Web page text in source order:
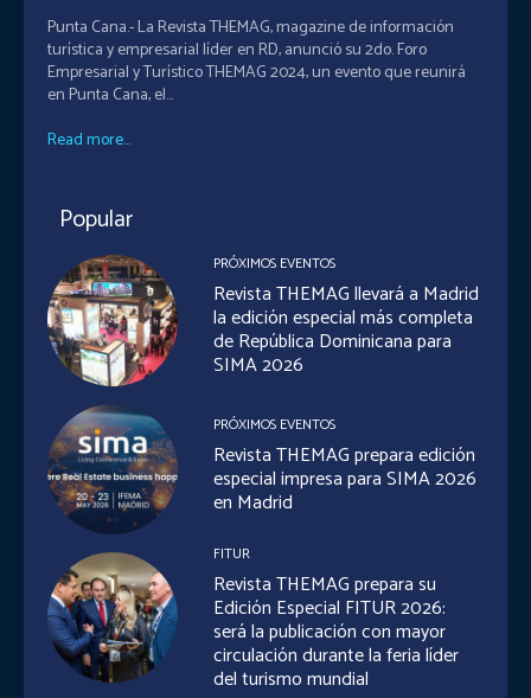
Punta Cana.- La Revista THEMAG, magazine de información
turística y empresarial líder en RD, anunció su 2do. Foro
Empresarial y Turístico THEMAG 2024, un evento que reunirá
en Punta Cana, el...
Read more...
Popular
PRÓXIMOS EVENTOS
Revista THEMAG llevará a Madrid
la edición especial más completa
de República Dominicana para
SIMA 2026
PRÓXIMOS EVENTOS
Revista THEMAG prepara edición
especial impresa para SIMA 2026
en Madrid
FITUR
Revista THEMAG prepara su
Edición Especial FITUR 2026:
será la publicación con mayor
circulación durante la feria líder
del turismo mundial